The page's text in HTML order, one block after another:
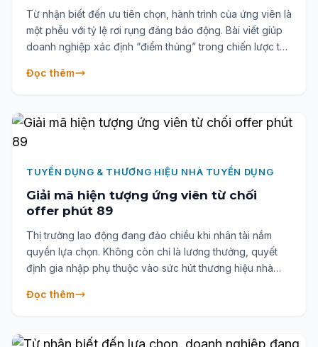
Từ nhận biết đến ưu tiên chọn, hành trình của ứng viên là
một phễu với tỷ lệ rơi rụng đáng báo động. Bài viết giúp
doanh nghiệp xác định “điểm thủng” trong chiến lược thu
thiện hiệu quả tuyển dụng.
Đọc thêm
TUYỂN DỤNG & THƯƠNG HIỆU NHÀ TUYỂN DỤNG
Giải mã hiện tượng ứng viên từ chối
offer phút 89
Thị trường lao động đang đảo chiều khi nhân tài nắm
quyền lựa chọn. Không còn chỉ là lương thưởng, quyết
định gia nhập phụ thuộc vào sức hút thương hiệu nhà
“quay xe” phút chót và đưa ra lộ trình 4 bước giúp
Đọc thêm